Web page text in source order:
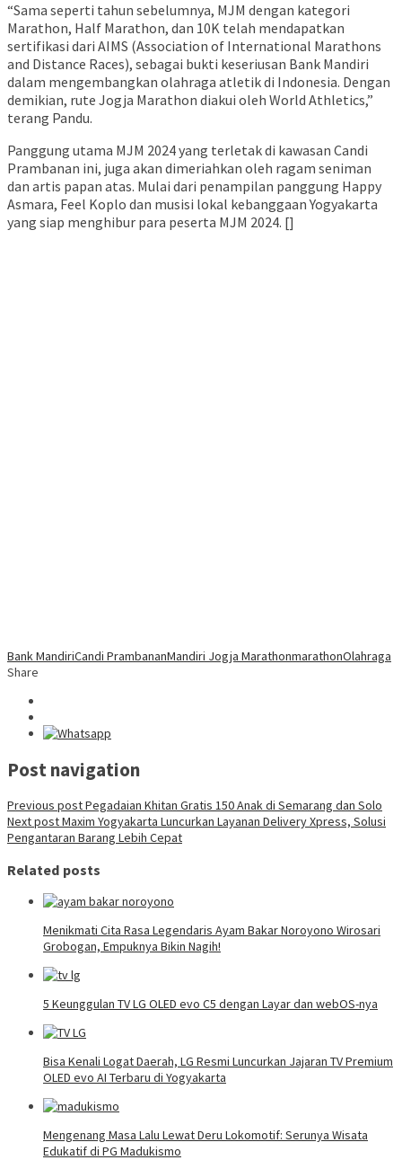
“Sama seperti tahun sebelumnya, MJM dengan kategori
Marathon, Half Marathon, dan 10K telah mendapatkan
sertifikasi dari AIMS (Association of International Marathons
and Distance Races), sebagai bukti keseriusan Bank Mandiri
dalam mengembangkan olahraga atletik di Indonesia. Dengan
demikian, rute Jogja Marathon diakui oleh World Athletics,”
terang Pandu.
Panggung utama MJM 2024 yang terletak di kawasan Candi
Prambanan ini, juga akan dimeriahkan oleh ragam seniman
dan artis papan atas. Mulai dari penampilan panggung Happy
Asmara, Feel Koplo dan musisi lokal kebanggaan Yogyakarta
yang siap menghibur para peserta MJM 2024. []
Bank MandiriCandi PrambananMandiri Jogja MarathonmarathonOlahraga
Share
Post navigation
Previous postPegadaian Khitan Gratis 150 Anak di Semarang dan Solo
Next postMaxim Yogyakarta Luncurkan Layanan Delivery Xpress, Solusi
Pengantaran Barang Lebih Cepat
Related posts
Menikmati Cita Rasa Legendaris Ayam Bakar Noroyono Wirosari
Grobogan, Empuknya Bikin Nagih!
5 Keunggulan TV LG OLED evo C5 dengan Layar dan webOS-nya
Bisa Kenali Logat Daerah, LG Resmi Luncurkan Jajaran TV Premium
OLED evo AI Terbaru di Yogyakarta
Mengenang Masa Lalu Lewat Deru Lokomotif: Serunya Wisata
Edukatif di PG Madukismo